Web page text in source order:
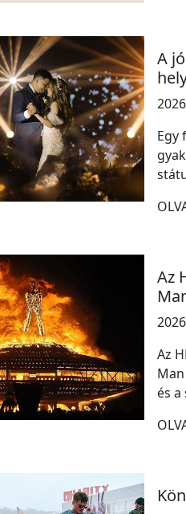
A
Egy
Az
Az
és